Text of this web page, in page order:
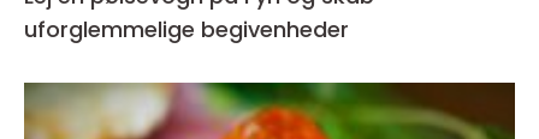
uforglemmelige begivenheder